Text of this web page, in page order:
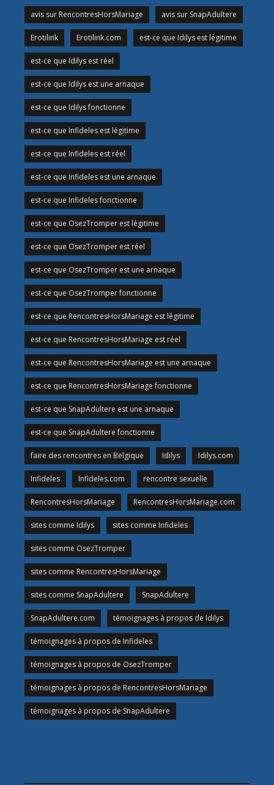
avis sur RencontresHorsMariage avis sur SnapAdultere
Erotilink Erotilink.com est-ce que Idilys est légitime
est-ce que Idilys est réel
est-ce que Idilys est une arnaque
est-ce que Idilys fonctionne
est-ce que Infideles est légitime
est-ce que Infideles est réel
est-ce que Infideles est une arnaque
est-ce que Infideles fonctionne
est-ce que OsezTromper est légitime
est-ce que OsezTromper est réel
est-ce que OsezTromper est une arnaque
est-ce que OsezTromper fonctionne
est-ce que RencontresHorsMariage est légitime
est-ce que RencontresHorsMariage est réel
est-ce que RencontresHorsMariage est une arnaque
est-ce que RencontresHorsMariage fonctionne
est-ce que SnapAdultere est une arnaque
est-ce que SnapAdultere fonctionne
faire des rencontres en Belgique Idilys Idilys.com
Infideles Infideles.com rencontre sexuelle
RencontresHorsMariage RencontresHorsMariage.com
sites comme Idilys sites comme Infideles
sites comme OsezTromper
sites comme RencontresHorsMariage
sites comme SnapAdultere SnapAdultere
SnapAdultere.com témoignages à propos de Idilys
témoignages à propos de Infideles
témoignages à propos de OsezTromper
témoignages à propos de RencontresHorsMariage
témoignages à propos de SnapAdultere